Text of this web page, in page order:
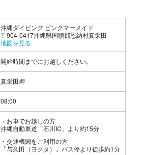
沖縄ダイビング ピンクマーメイド
〒904-0417沖縄県国頭郡恩納村真栄田
地図を見る
開始時間までにお越しください。
真栄田岬
08:00
お車でお越しの方
沖縄自動車道「石川IC」より約15分
交通機関をご利用の方
「与久田（ヨクタ）」バス停より徒歩約1分